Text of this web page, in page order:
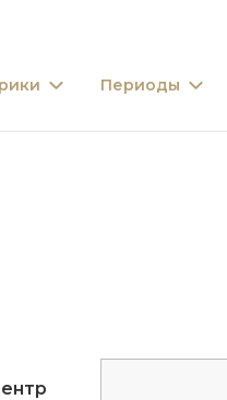
Периоды